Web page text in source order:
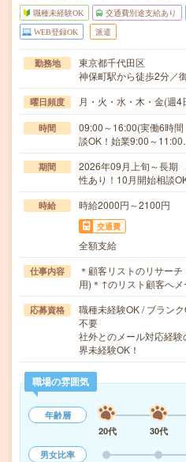
職種未経験OK 交通費別途支給あり
WEB登録OK 派遣
勤務地
東京都千代田区
神保町駅から徒歩2分／
曜日頻度 月・火・水・木・金(週
時間
09:00～16:00(実働6時
談OK！始業9:00～
期間
2026年09月上旬～長
性あり！10月開始相談
時給 時給2000円～2100円
交通費
全額支給
仕事内容
＊顧客リストのリサー
用)＊↑のリスト顧客へ
応募資格
職種未経験OK / ブラン
不要
社外とのメール対応経
界未経験OK！
職場の雰囲気
年齢層
20代
30代
男女比率